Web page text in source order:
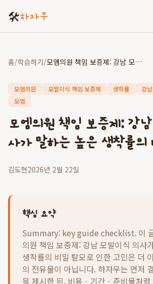
🛠️하자우
홈/학습하기/ 모엠의원 책임 보증제: 강남 모발이식 의사가 말하는 높은 생착률의 비밀
모엠의원 모발이식 책임 보증제 생착률
강
모엠
모엠의원 책임 보증제: 강
사가 말하는 높은 생착률의
김도현2026년 2월 22일
핵심 요약
Summary: key guide checklist. 이
의원 책임 보증제: 강남 모발이식 의사
생착률의 비밀 탈모로 인한 고민은 더
의 전유물이 아닙니다. 하자우는 먼저
을 제시한 뒤, 비용ㆍ기간ㆍ준비물처